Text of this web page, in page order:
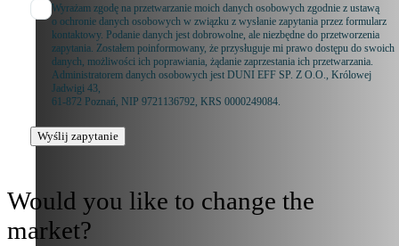
Wyrażam zgodę na przetwarzanie moich danych osobowych zgodnie z ustawą
o ochronie danych osobowych w związku z wysłanie zapytania przez formularz
kontaktowy. Podanie danych jest dobrowolne, ale niezbędne do przetworzenia
zapytania. Zostałem poinformowany, że przysługuje mi prawo dostępu do swoich
danych, możliwości ich poprawiania, żądanie zaprzestania ich przetwarzania.
Administratorem danych osobowych jest DUNI EFF SP. Z O.O., Królowej
Jadwigi 43,
61-872 Poznań, NIP 9721136792, KRS 0000249084.
Wyślij zapytanie
Would you like to change the
market?